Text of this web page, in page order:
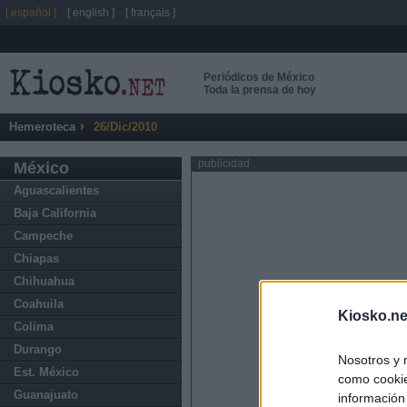
Nosotros y
como
Periódicos de México
Toda la prensa de hoy
Hemeroteca 26/Dic/2010
México
Aguascalientes
Baja California
Campeche
Chiapas
Chihuahua
Coahuila
Colima
Durango
Est. México
Guanajuato
publicidad
[ español ] [ english ] [ français ]